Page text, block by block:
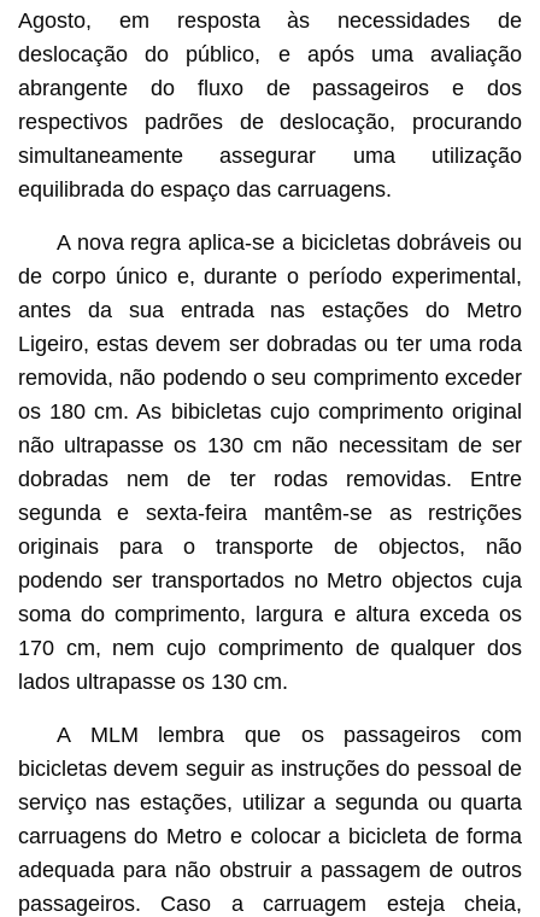
Agosto, em resposta às necessidades de
deslocação do público, e após uma avaliação
abrangente do fluxo de passageiros e dos
respectivos padrões de deslocação, procurando
simultaneamente assegurar uma utilização
equilibrada do espaço das carruagens.
A nova regra aplica-se a bicicletas dobráveis ou
de corpo único e, durante o período experimental,
antes da sua entrada nas estações do Metro
Ligeiro, estas devem ser dobradas ou ter uma roda
removida, não podendo o seu comprimento exceder
os 180 cm. As bibicletas cujo comprimento original
não ultrapasse os 130 cm não necessitam de ser
dobradas nem de ter rodas removidas. Entre
segunda e sexta-feira mantêm-se as restrições
originais para o transporte de objectos, não
podendo ser transportados no Metro objectos cuja
soma do comprimento, largura e altura exceda os
170 cm, nem cujo comprimento de qualquer dos
lados ultrapasse os 130 cm.
A MLM lembra que os passageiros com
bicicletas devem seguir as instruções do pessoal de
serviço nas estações, utilizar a segunda ou quarta
carruagens do Metro e colocar a bicicleta de forma
adequada para não obstruir a passagem de outros
passageiros. Caso a carruagem esteja cheia,